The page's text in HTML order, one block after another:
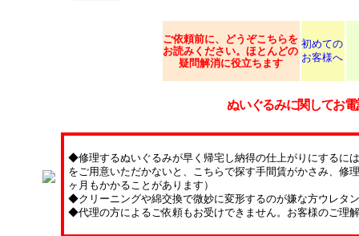
ご依頼前に、どうぞこちらを
お読みください。ほとんどの
疑問解消に役立ちます
初めての
お客様へ
ぬいぐるみに関してお
◆修理するぬいぐるみが早く帰宅し納得の仕上がりにするに
をご用意いただかないと、こちらで探す手間賃がかさみ、修
ヶ月もかかることがあります）
◆クリーニングや綿交換で微妙に変形するのが嫌な方ウレタ
◆代理の方によるご依頼もお受けできません。お客様のご理